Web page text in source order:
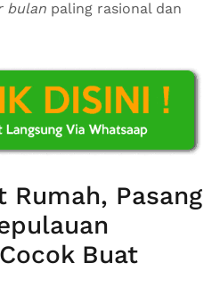
bulan paling rasional dan
Rumah, Pasang
Buat